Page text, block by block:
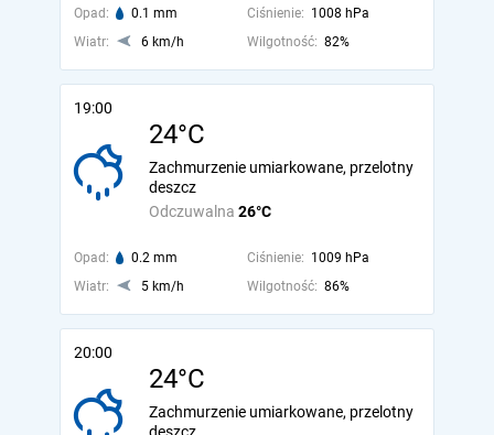
Opad: 0.1 mm Ciśnienie: 1008 hPa
Wiatr:
6 km/h Wilgotność: 82%
19:00
24°C
Odczuwalna 26°C
Zachmurzenie umiarkowane, przelotny
deszcz
Opad: 0.2 mm Ciśnienie: 1009 hPa
Wiatr:
5 km/h Wilgotność: 86%
20:00
24°C
Zachmurzenie umiarkowane, przelotny